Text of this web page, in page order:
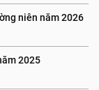
niên năm 2026
2025